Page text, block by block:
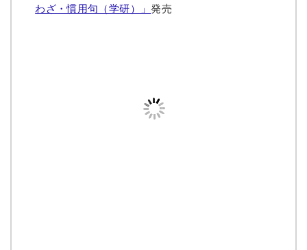
わざ・慣用句（学研）」発売